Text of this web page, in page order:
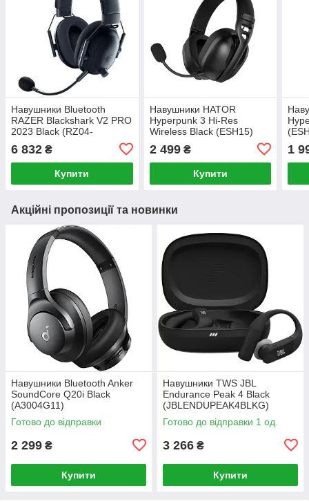
Навушники Bluetooth
RAZER Blackshark V2 PRO
2023 Black (RZ04-
6 832 ₴
Купити
Навушники HATOR
Hyperpunk 3 Hi-Res
Wireless Black (ESH15)
2 499₴
Купити
1
Акційні пропозиції та новинки
Навушники Bluetooth Anker
SoundСore Q20i Black
(A3004G11)
Готово до відправки
2 299 ₴
Купити
Навушники TWS JBL
Endurance Peak 4 Black
(JBLENDUPEAK4BLKG)
Готово до відправки 1 од.
3 266 ₴
Купити